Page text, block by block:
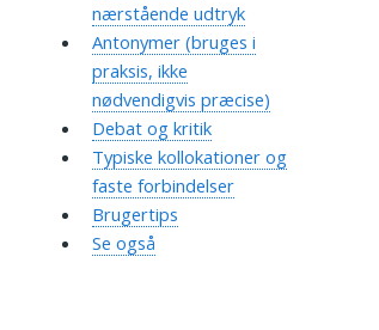
nærstående udtryk
Antonymer (bruges i
praksis, ikke
nødvendigvis præcise)
Debat og kritik
Typiske kollokationer og
faste forbindelser
Brugertips
Se også